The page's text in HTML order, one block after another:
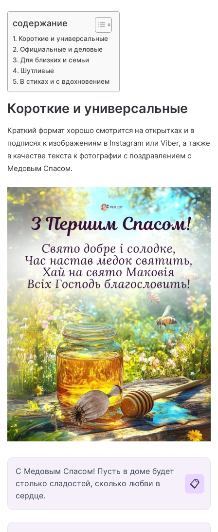
содержание
Короткие и универсальные
Официальные и деловые
Для близких и семьи
Шутливые
В стихах и с вдохновением
Короткие и универсальные
Краткий формат хорошо смотрится на открытках и в
подписях к изображениям в Instagram или Viber, а также
в качестве текста к фотографии с поздравлением с
Медовым Спасом.
С Медовым Спасом! Пусть в доме будет
столько сладостей, сколько любви в
сердце.
📋